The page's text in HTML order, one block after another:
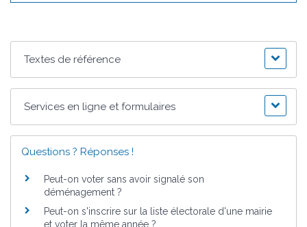
Textes de référence
Services en ligne et formulaires
Questions ? Réponses !
Peut-on voter sans avoir signalé son
déménagement ?
Peut-on s'inscrire sur la liste électorale d'une mairie
et voter la même année ?